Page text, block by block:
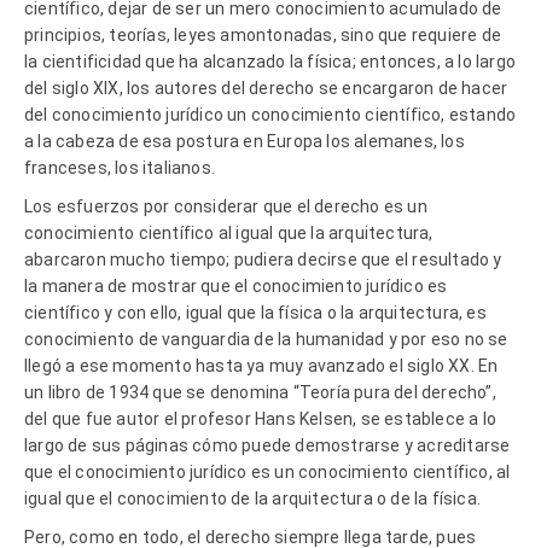
científico, dejar de ser un mero conocimiento acumulado de
principios, teorías, leyes amontonadas, sino que requiere de
la cientificidad que ha alcanzado la física; entonces, a lo largo
del siglo XIX, los autores del derecho se encargaron de hacer
del conocimiento jurídico un conocimiento científico, estando
a la cabeza de esa postura en Europa los alemanes, los
franceses, los italianos.
Los esfuerzos por considerar que el derecho es un
conocimiento científico al igual que la arquitectura,
abarcaron mucho tiempo; pudiera decirse que el resultado y
la manera de mostrar que el conocimiento jurídico es
científico y con ello, igual que la física o la arquitectura, es
conocimiento de vanguardia de la humanidad y por eso no se
llegó a ese momento hasta ya muy avanzado el siglo XX. En
un libro de 1934 que se denomina “Teoría pura del derecho”,
del que fue autor el profesor Hans Kelsen, se establece a lo
largo de sus páginas cómo puede demostrarse y acreditarse
que el conocimiento jurídico es un conocimiento científico, al
igual que el conocimiento de la arquitectura o de la física.
Pero, como en todo, el derecho siempre llega tarde, pues